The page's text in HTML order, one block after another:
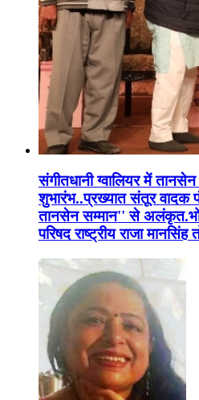
संगीतधानी ग्वालियर में
शुभारंभ..प्रख्यात संतूर वादक
तानसेन सम्मान'' से
परिषद राष्ट्रीय राजा